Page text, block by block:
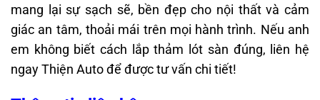
mang lại sự sạch sẽ, bền đẹp cho nội thất và cảm
giác an tâm, thoải mái trên mọi hành trình. Nếu anh
em không biết cách lắp thảm lót sàn đúng, liên hệ
ngay Thiện Auto để được tư vấn chi tiết!